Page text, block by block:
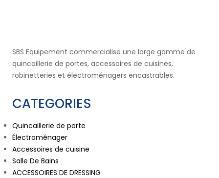
SBS Equipement commercialise une large gamme de
quincaillerie de portes, accessoires de cuisines,
robinetteries et électroménagers encastrables.
CATEGORIES
Quincaillerie de porte
Électroménager
Accessoires de cuisine
Salle De Bains
ACCESSOIRES DE DRESSING